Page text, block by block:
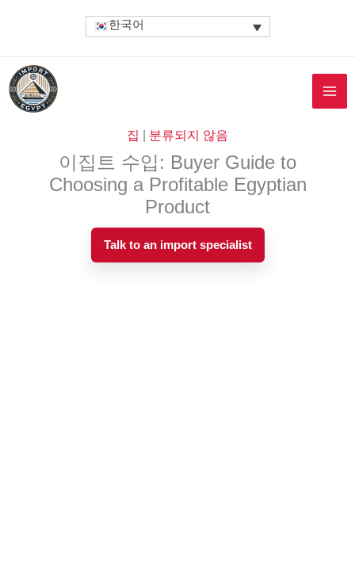
건
한국어
집 분류되지 않음
이집트 수입: Buyer Guide to
Choosing a Profitable Egyptian
Product
Talk to an import specialist